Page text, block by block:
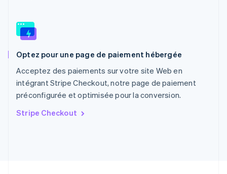
Optez pour une page de paiement hébergée
Acceptez des paiements sur votre site Web en
intégrant Stripe Checkout, notre page de paiement
préconfigurée et optimisée pour la conversion.
Stripe Checkout
République tchèque
English
English
Royaume-Uni
English
Singapour
English简体中文
English